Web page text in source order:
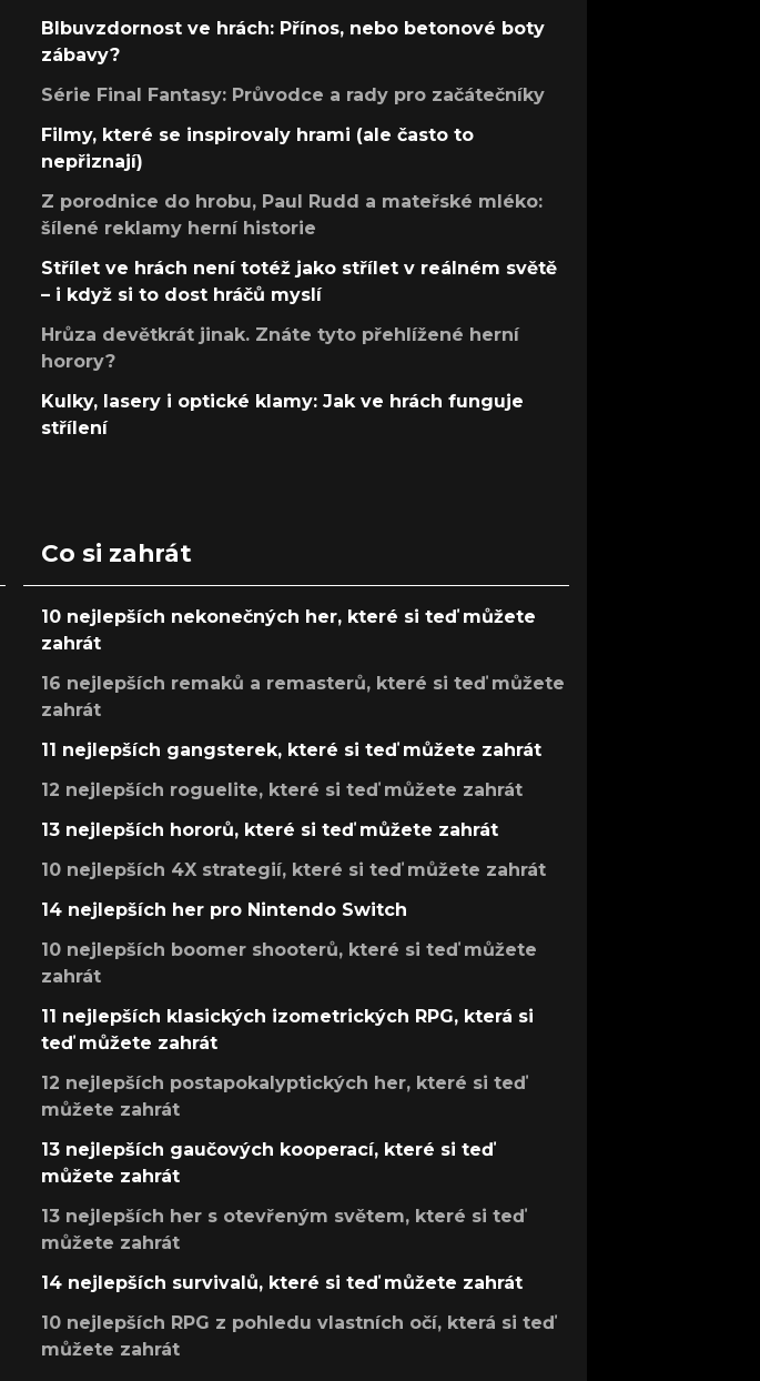
Blbuvzdornost ve hrách: Přínos, nebo betonové boty
zábavy?
Série Final Fantasy: Průvodce a rady pro začátečníky
Filmy, které se inspirovaly hrami (ale často to
nepřiznají)
Z porodnice do hrobu, Paul Rudd a mateřské mléko:
šílené reklamy herní historie
Střílet ve hrách není totéž jako střílet v reálném světě
– i když si to dost hráčů myslí
Hrůza devětkrát jinak. Znáte tyto přehlížené herní
horory?
Kulky, lasery i optické klamy: Jak ve hrách funguje
střílení
Co si zahrát
10 nejlepších nekonečných her, které si teď můžete
zahrát
16 nejlepších remaků a remasterů, které si teď můžete
zahrát
11 nejlepších gangsterek, které si teď můžete zahrát
12 nejlepších roguelite, které si teď můžete zahrát
13 nejlepších hororů, které si teď můžete zahrát
10 nejlepších 4X strategií, které si teď můžete zahrát
14 nejlepších her pro Nintendo Switch
10 nejlepších boomer shooterů, které si teď můžete
zahrát
11 nejlepších klasických izometrických RPG, která si
teď můžete zahrát
12 nejlepších postapokalyptických her, které si teď
můžete zahrát
13 nejlepších gaučových kooperací, které si teď
můžete zahrát
13 nejlepších her s otevřeným světem, které si teď
můžete zahrát
14 nejlepších survivalů, které si teď můžete zahrát
10 nejlepších RPG z pohledu vlastních očí, která si teď
můžete zahrát